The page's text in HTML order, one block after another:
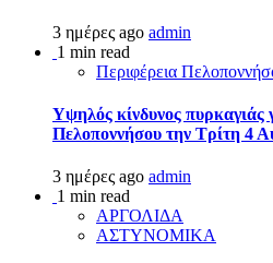
3 ημέρες ago admin
1 min read
Περιφέρεια
Υψηλός κίνδυνος πυρκαγιάς
Πελοποννήσου την Τρίτη 4
3 ημέρες ago admin
1 min read
ΑΡΓΟΛΙΔΑ
ΑΣΤΥΝΟΜΙΚΑ